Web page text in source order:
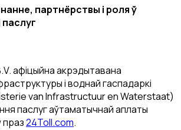
партнёрствы і роля ў
афіцыйна акрэдытавана
і воднай гаспадаркі
van Infrastructuur en Waterstaat)
паслуг аўтаматычнай аплаты
24Toll.com.